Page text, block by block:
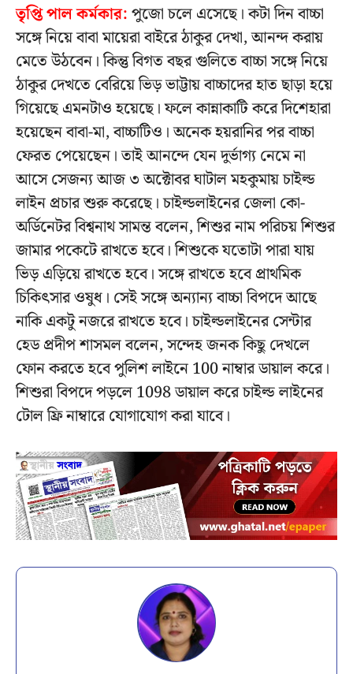
তৃপ্তি পাল কর্মকার:পুজো চলে এসেছে। কটা দিন বাচ্চা
সঙ্গে নিয়ে বাবা মায়েরা বাইরে ঠাকুর দেখা, আনন্দ করায়
মেতে উঠবেন। কিন্তু বিগত বছর গুলিতে বাচ্চা সঙ্গে নিয়ে
ঠাকুর দেখতে বেরিয়ে ভিড় ভাট্টায় বাচ্চাদের হাত ছাড়া হয়ে
গিয়েছে এমনটাও হয়েছে। ফলে কান্নাকাটি করে দিশেহারা
হয়েছেন বাবা-মা, বাচ্চাটিও। অনেক হয়রানির পর বাচ্চা
ফেরত পেয়েছেন। তাই আনন্দে যেন দুর্ভাগ্য নেমে না
আসে সেজন্য আজ ৩ অক্টোবর ঘাটাল মহকুমায় চাইল্ড
লাইন প্রচার শুরু করেছে। চাইল্ডলাইনের জেলা কো-
অর্ডিনেটর বিশ্বনাথ সামন্ত বলেন, শিশুর নাম পরিচয় শিশুর
জামার পকেটে রাখতে হবে। শিশুকে যতোটা পারা যায়
ভিড় এড়িয়ে রাখতে হবে। সঙ্গে রাখতে হবে প্রাথমিক
চিকিৎসার ওষুধ। সেই সঙ্গে অন্যান্য বাচ্চা বিপদে আছে
নাকি একটু নজরে রাখতে হবে। চাইল্ডলাইনের সেন্টার
হেড প্রদীপ শাসমল বলেন, সন্দেহ জনক কিছু দেখলে
ফোন করতে হবে পুলিশ লাইনে 100 নাম্বার ডায়াল করে।
শিশুরা বিপদে পড়লে 1098 ডায়াল করে চাইল্ড লাইনের
টোল ফ্রি নাম্বারে যোগাযোগ করা যাবে।